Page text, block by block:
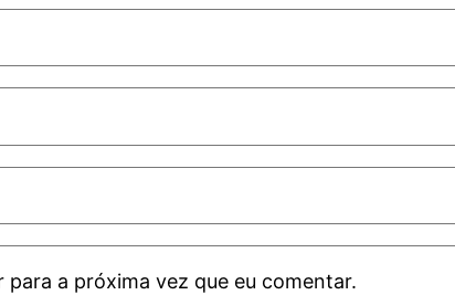
a próxima vez que eu comentar.